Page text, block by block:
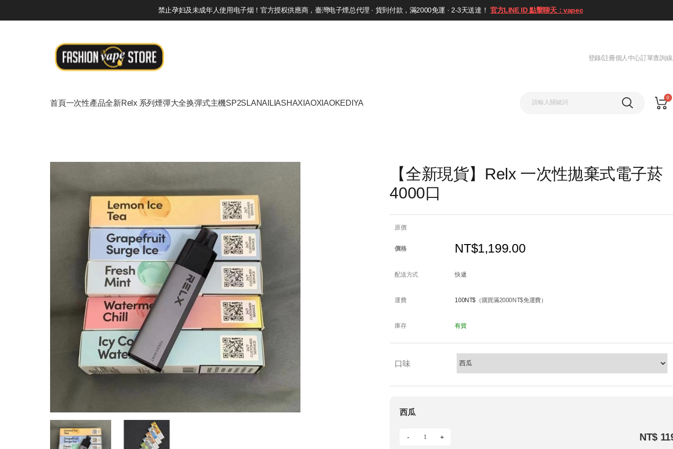
禁止孕妇及未成年人使用电子烟！官方授权供應商，臺灣电子煙总代理 · 貨到付款，滿2000免運 · 2-3天送達！ 官方LINE ID 點擊聊天：vapec
登錄/註冊個人中心訂單查詢
首頁一次性產品全新Relx 系列煙彈大全换彈式主機SP2S LANA ILIASHAXIAOXIAOKEDIYA
0
【全新現貨】Relx 一次性拋棄式電子菸
4000口
原價
價格 NT$1,199.00
配送方式 快遞
運費 100NT$ （購買滿2000NT$免運費）
庫存 有貨
口味
西瓜
- + NT$